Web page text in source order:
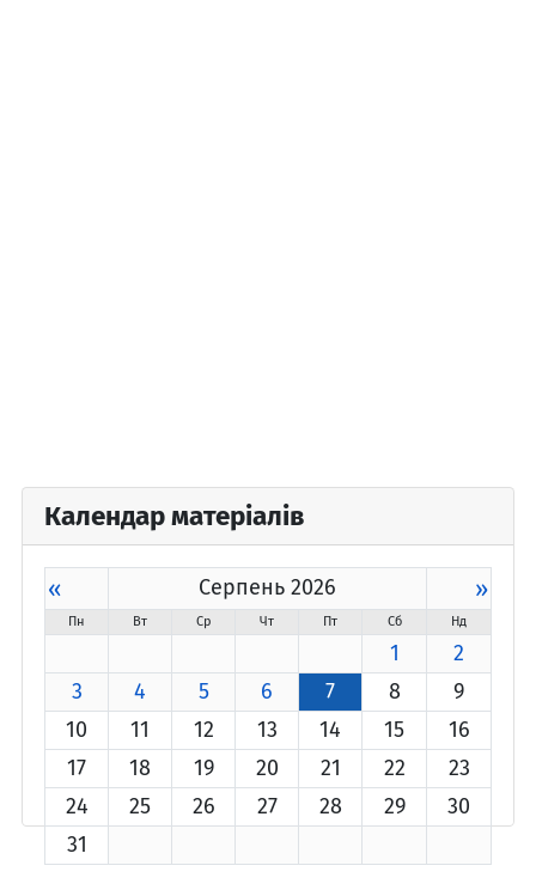
Календар матеріалів
« Серпень 2026 »
Пн Вт Ср Чт Пт Сб Нд
1
2
3
4 5 6 7 8
9
10
11 12 13 14 15
16
17
18 19 20 21 22
23
24
25 26 27 28 29
30
31